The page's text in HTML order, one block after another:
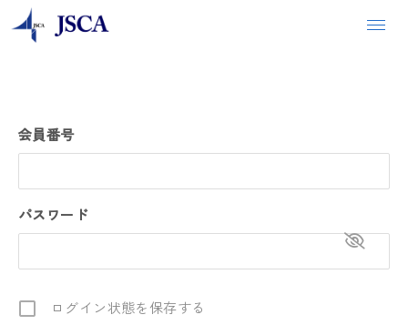
会員番号
パスワード
ログイン状態を保存する